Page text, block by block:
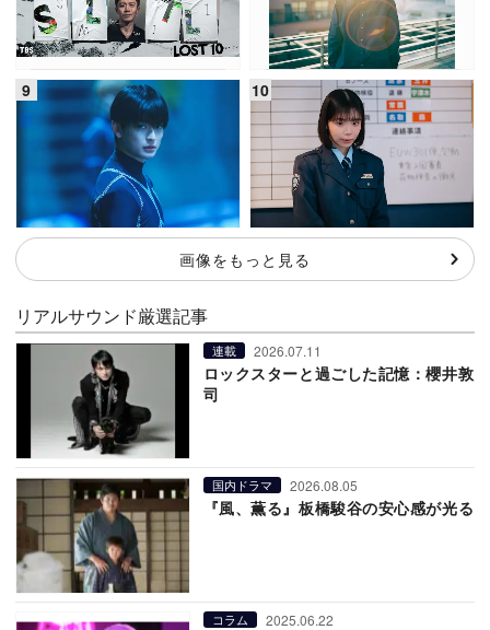
画像をもっと見る
リアルサウンド厳選記事
連載 2026.07.11
ロックスターと過ごした記憶：櫻井敦
司
国内ドラマ 2026.08.05
『風、薫る』板橋駿谷の安心感が光る
コラム 2025.06.22